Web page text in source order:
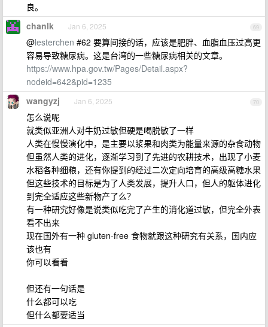
良。
69
chanlk Jan 6, 2025
@lesterchen #62 要算间接的话，应该是肥胖、血脂血压过高更
容易导致糖尿病。这是台湾的一些糖尿病相关的文章。
https://www.hpa.gov.tw/Pages/Detail.aspx?
nodeid=642&pid=1235
70
wangyzj Jan 6, 2025
怎么说呢
就类似亚洲人对牛奶过敏但硬是喝脱敏了一样
人类在慢慢演化中，是主要以浆果和肉类为能量来源的杂食动物
但虽然人类的进化，逐渐学习到了先进的农耕技术，出现了小麦
水稻各种细粮，还有你提到的经过二次定向培育的高级高糖水果
但这些技术的目标是为了人类发展，提升人口，但人的躯体进化
到完全适应这些新物产了么？
有一种研究好像是说类似吃完了产生的消化道过敏，但完全外表
看不出来
现在国外有一种 gluten-free 食物就跟这种研究有关系，国内应
该也有
你可以看看
但还有一句话是
什么都可以吃
但什么都要适当